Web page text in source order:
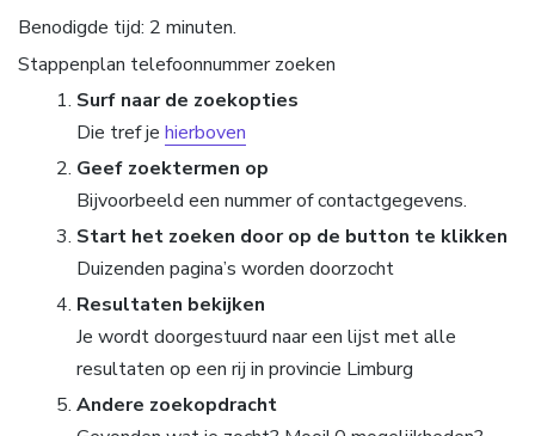
Benodigde tijd: 2 minuten.
Stappenplan telefoonnummer zoeken
Surf naar de zoekopties
Die tref je hierboven
Geef zoektermen op
Bijvoorbeeld een nummer of contactgegevens.
Start het zoeken door op de button te klikken
Duizenden pagina’s worden doorzocht
Resultaten bekijken
Je wordt doorgestuurd naar een lijst met alle
resultaten op een rij in provincie Limburg
Andere zoekopdracht